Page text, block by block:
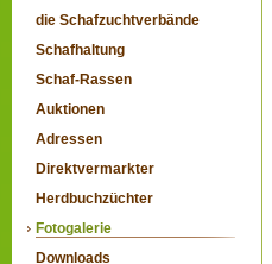
die Schafzuchtverbände
Schafhaltung
Schaf-Rassen
Auktionen
Adressen
Direktvermarkter
Herdbuchzüchter
Fotogalerie
Downloads